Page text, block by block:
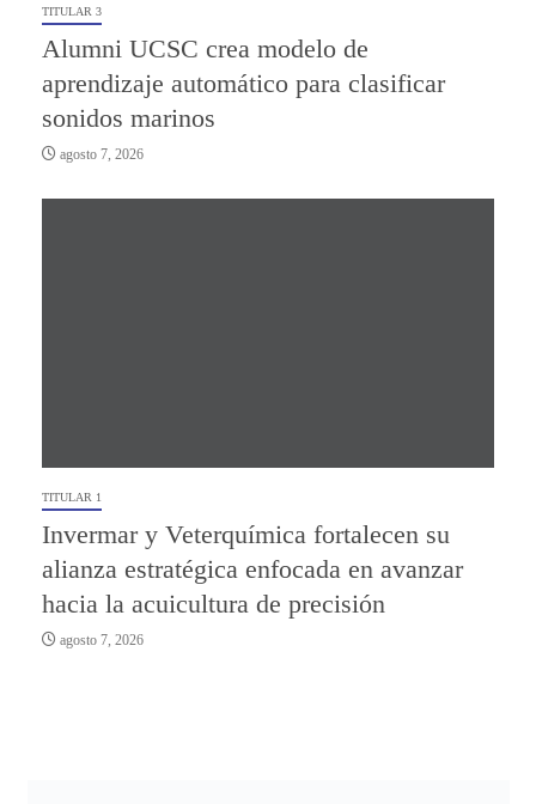
TITULAR 3
Alumni UCSC crea modelo de
aprendizaje automático para clasificar
sonidos marinos
agosto 7, 2026
TITULAR 1
Invermar y Veterquímica fortalecen su
alianza estratégica enfocada en avanzar
hacia la acuicultura de precisión
agosto 7, 2026